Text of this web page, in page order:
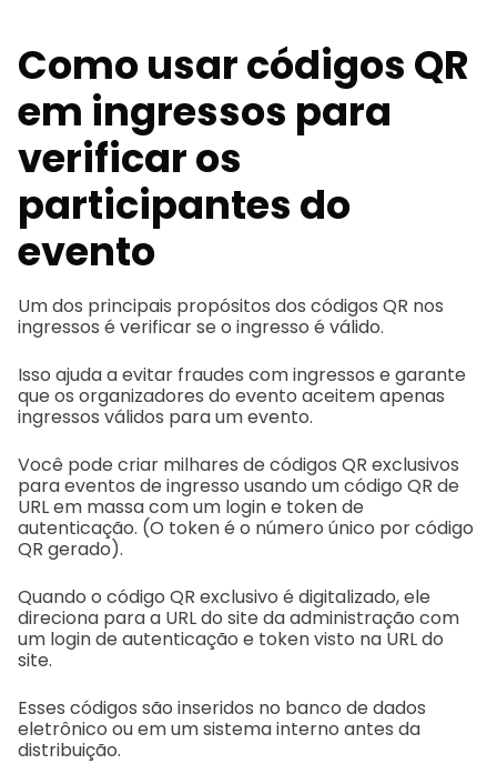
Como usar códigos QR
em ingressos para
verificar os
participantes do
evento
Um dos principais propósitos dos códigos QR nos
ingressos é verificar se o ingresso é válido.
Isso ajuda a evitar fraudes com ingressos e garante
que os organizadores do evento aceitem apenas
ingressos válidos para um evento.
Você pode criar milhares de códigos QR exclusivos
para eventos de ingresso usando um código QR de
URL em massa com um login e token de
autenticação. (O token é o número único por código
QR gerado).
Quando o código QR exclusivo é digitalizado, ele
direciona para a URL do site da administração com
um login de autenticação e token visto na URL do
site.
Esses códigos são inseridos no banco de dados
eletrônico ou em um sistema interno antes da
distribuição.